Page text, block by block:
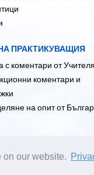
ПРАКТИКУВАЩИЯ
с коментари от Учителя
коментари и
на опит от
on our website.